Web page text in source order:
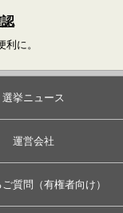
に。
選挙ニュース
運営会社
質問（有権者向け）